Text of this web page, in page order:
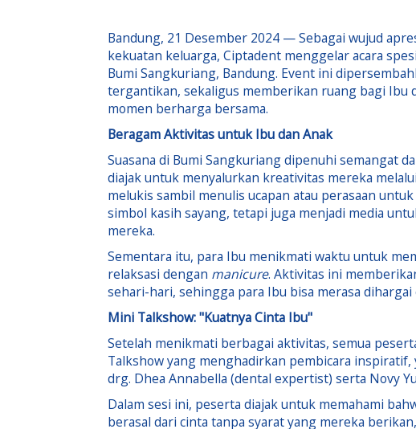
Bandung, 21 Desember 2024 — Sebagai wujud
kekuatan keluarga, Ciptadent menggelar acara
Bumi Sangkuriang, Bandung. Event ini
tergantikan, sekaligus memberikan ruang bagi Ibu
momen berharga bersama.
Beragam Aktivitas untuk Ibu dan Anak
Suasana di Bumi Sangkuriang dipenuhi semangat
diajak untuk menyalurkan kreativitas mereka
melukis sambil menulis ucapan atau perasaan
simbol kasih sayang, tetapi juga menjadi media
mereka.
Sementara itu, para Ibu menikmati waktu untuk
relaksasi dengan manicure. Aktivitas ini
sehari-hari, sehingga para Ibu bisa merasa
Mini Talkshow: "Kuatnya Cinta Ibu"
Setelah menikmati berbagai aktivitas, semua
Talkshow yang menghadirkan pembicara
drg. Dhea Annabella (dental expertist) serta Novy
Dalam sesi ini, peserta diajak untuk memahami
berasal dari cinta tanpa syarat yang mereka